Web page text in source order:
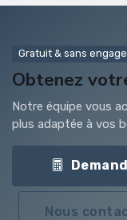
Gratuit & sans
Obtenez
Notre équipe vous
plus adaptée à vos
Nous